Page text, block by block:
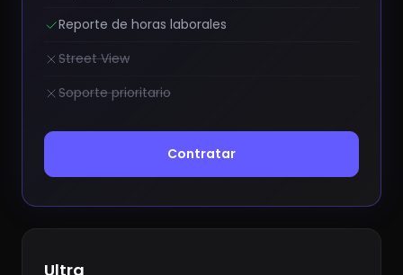
Reporte de horas laborales
Street View
Soporte prioritario
Contratar
Ultra